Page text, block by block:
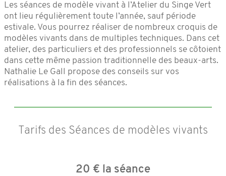
Les séances de modèle vivant à l’Atelier du Singe Vert
ont lieu régulièrement toute l’année, sauf période
estivale. Vous pourrez réaliser de nombreux croquis de
modèles vivants dans de multiples techniques. Dans cet
atelier, des particuliers et des professionnels se côtoient
dans cette même passion traditionnelle des beaux-arts.
Nathalie Le Gall propose des conseils sur vos
réalisations à la fin des séances.
Tarifs des Séances de modèles vivants
20 € la séance